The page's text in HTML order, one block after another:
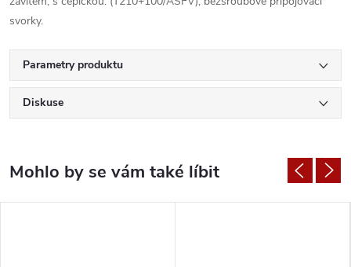
svorky.
Parametry produktu
Diskuse